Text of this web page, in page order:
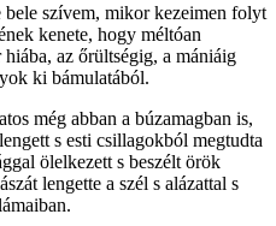
szívem, mikor kezeimen folyt
kenete, hogy méltóan
az őrültségig, a mániáig
ki bámulatából.
még abban a búzamagban is,
s esti csillagokból megtudta
ölelkezett s beszélt örök
lengette a szél s alázattal s